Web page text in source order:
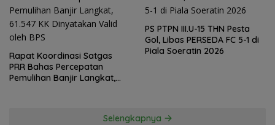
Rapat Koordinasi Satgas
PRR Bahas Percepatan
Pemulihan Banjir Langkat,
PS PTPN III.U-15 THN Pesta
Gol, Libas PERSEDA FC 5-1 di
Piala Soeratin 2026
Selengkapnya